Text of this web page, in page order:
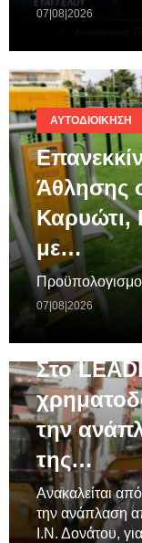
07|08|2026
ΑΥΤΟΔΙΟΊΚΗΣΗ
Άθλησης
Καρυώτι,
με…
07|08|2026
Στο
την
της…
Ανακαλείται
την ανάπλαση
Ι.Ν. Δονάτου,